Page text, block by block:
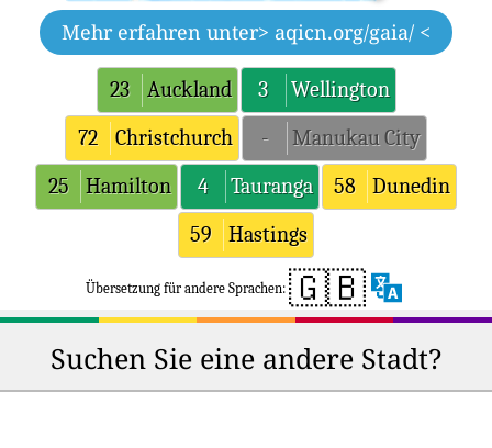
Mehr erfahren unter> aqicn.org/gaia/ <
23 Auckland 3
Wellington
72
Christchurch -
Manukau City
25
Hamilton 4 Tauranga 58
Dunedin
59
Hastings
Übersetzung für andere Sprachen: 🇬🇧
Suchen Sie eine andere Stadt?